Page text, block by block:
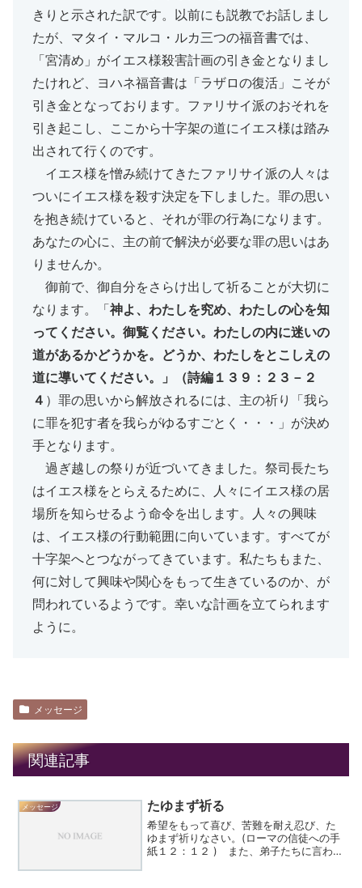
きりと示された訳です。以前にも説教でお話しまし
たが、マタイ・マルコ・ルカ三つの福音書では、
「宮清め」がイエス様殺害計画の引き金となりまし
たけれど、ヨハネ福音書は「ラザロの復活」こそが
引き金となっております。ファリサイ派のおそれを
引き起こし、ここから十字架の道にイエス様は踏み
出されて行くのです。
イエス様を憎み続けてきたファリサイ派の人々は
ついにイエス様を殺す決定を下しました。罪の思い
を抱き続けていると、それが罪の行為になります。
あなたの心に、主の前で解決が必要な罪の思いはあ
りませんか。
御前で、御自分をさらけ出して祈ることが大切に
なります。「 神よ、わたしを究め、わたしの心を知
ってください。御覧ください。わたしの内に迷いの
道があるかどうかを。どうか、わたしをとこしえの
道に導いてください。」（詩編１３９：２３－２
４ ）罪の思いから解放されるには、主の祈り「我ら
に罪を犯す者を我らがゆるすごとく・・・」が決め
手となります。
過ぎ越しの祭りが近づいてきました。祭司長たち
はイエス様をとらえるために、人々にイエス様の居
場所を知らせるよう命令を出します。人々の興味
は、イエス様の行動範囲に向いています。すべてが
十字架へとつながってきています。私たちもまた、
何に対して興味や関心をもって生きているのか、が
問われているようです。幸いな計画を立てられます
ように。
メッセージ
関連記事
メッセージ たゆまず祈る
希望をもって喜び、苦難を耐え忍び、た
ゆまず祈りなさい。(ローマの信徒への手
紙１２：１２ ) また、弟子たちに言われ